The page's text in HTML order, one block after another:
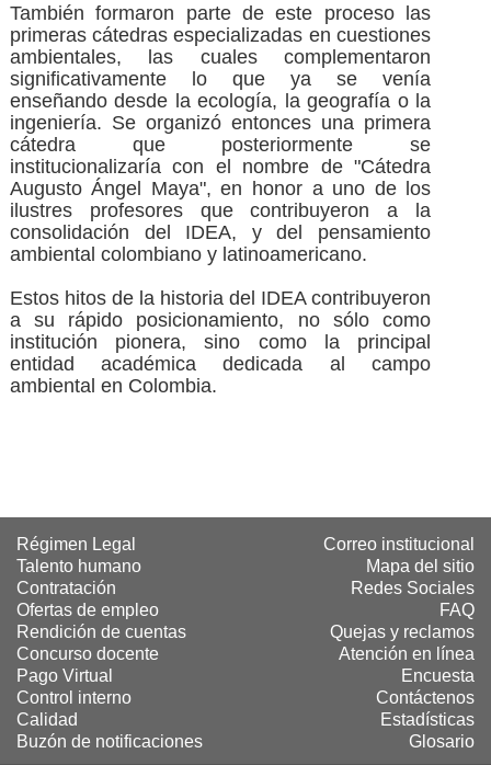
También formaron parte de este proceso las
primeras cátedras especializadas en cuestiones
ambientales, las cuales complementaron
significativamente lo que ya se venía
enseñando desde la ecología, la geografía o la
ingeniería. Se organizó entonces una primera
cátedra que posteriormente se
institucionalizaría con el nombre de "Cátedra
Augusto Ángel Maya", en honor a uno de los
ilustres profesores que contribuyeron a la
consolidación del IDEA, y del pensamiento
ambiental colombiano y latinoamericano.
Estos hitos de la historia del IDEA contribuyeron
a su rápido posicionamiento, no sólo como
institución pionera, sino como la principal
entidad académica dedicada al campo
ambiental en Colombia.
Régimen Legal
Talento humano
Contratación
Ofertas de empleo
Rendición de cuentas
Concurso docente
Pago Virtual
Control interno
Calidad
Buzón de notificaciones
Correo institucional
Mapa del sitio
Redes Sociales
FAQ
Quejas y reclamos
Atención en línea
Encuesta
Contáctenos
Estadísticas
Glosario